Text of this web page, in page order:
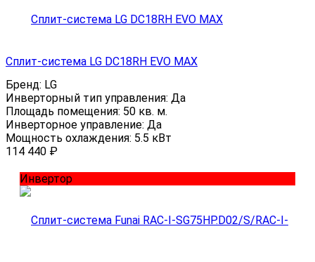
Сплит-система LG DC18RH EVO MAX
Бренд: LG
Инверторный тип управления: Да
Площадь помещения: 50 кв. м.
Инверторное управление: Да
Мощность охлаждения: 5.5 кВт
114 440 ₽
Инвертор